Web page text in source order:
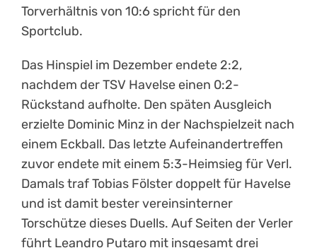
Torverhältnis von 10:6 spricht für den
Sportclub.
Das Hinspiel im Dezember endete 2:2,
nachdem der TSV Havelse einen 0:2-
Rückstand aufholte. Den späten Ausgleich
erzielte Dominic Minz in der Nachspielzeit nach
einem Eckball. Das letzte Aufeinandertreffen
zuvor endete mit einem 5:3-Heimsieg für Verl.
Damals traf Tobias Fölster doppelt für Havelse
und ist damit bester vereinsinterner
Torschütze dieses Duells. Auf Seiten der Verler
führt Leandro Putaro mit insgesamt drei